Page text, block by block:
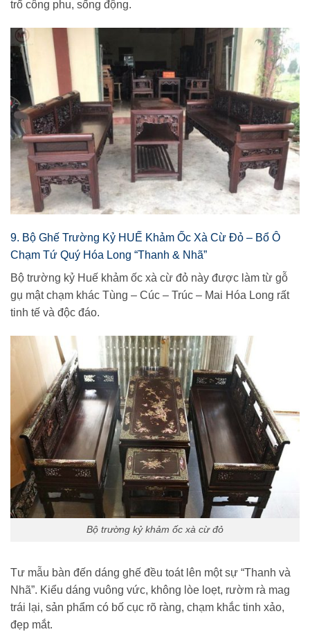
trổ công phu, sống động.
9. Bộ Ghế Trường Kỷ HUẾ Khảm Ốc Xà Cừ Đỏ – Bổ Ô
Chạm Tứ Quý Hóa Long “Thanh & Nhã”
Bộ trường kỷ Huế khảm ốc xà cừ đỏ này được làm từ gỗ
gụ mật chạm khác Tùng – Cúc – Trúc – Mai Hóa Long rất
tinh tế và độc đáo.
Bộ trường kỷ khảm ốc xà cừ đỏ
Tư mẫu bàn đến dáng ghế đều toát lên một sự “Thanh và
Nhã”. Kiểu dáng vuông vức, không lòe loẹt, rườm rà mag
trái lại, sản phẩm có bố cục rõ ràng, chạm khắc tinh xảo,
đẹp mắt.